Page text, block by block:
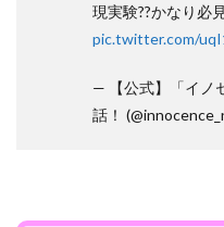
現実験??かなり必
pic.twitter.com/
— 【公式】「イノ
話！